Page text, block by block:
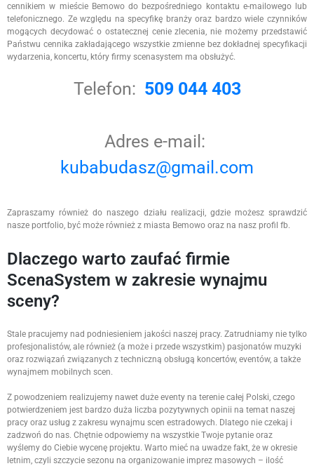
cennikiem w mieście Bemowo do bezpośredniego kontaktu e-mailowego lub
telefonicznego. Ze względu na specyfikę branży oraz bardzo wiele czynników
mogących decydować o ostatecznej cenie zlecenia, nie możemy przedstawić
Państwu cennika zakładającego wszystkie zmienne bez dokładnej specyfikacji
wydarzenia, koncertu, który firmy scenasystem ma obsłużyć.
Telefon: 509 044 403
Adres e-mail:
kubabudasz@gmail.com
Zapraszamy również do naszego działu realizacji, gdzie możesz sprawdzić
nasze portfolio, być może również z miasta Bemowo oraz na nasz profil fb.
Dlaczego warto zaufać firmie
ScenaSystem w zakresie wynajmu
sceny?
Stale pracujemy nad podniesieniem jakości naszej pracy. Zatrudniamy nie tylko
profesjonalistów, ale również (a może i przede wszystkim) pasjonatów muzyki
oraz rozwiązań związanych z techniczną obsługą koncertów, eventów, a także
wynajmem mobilnych scen.
Z powodzeniem realizujemy nawet duże eventy na terenie całej Polski, czego
potwierdzeniem jest bardzo duża liczba pozytywnych opinii na temat naszej
pracy oraz usług z zakresu wynajmu scen estradowych. Dlatego nie czekaj i
zadzwoń do nas. Chętnie odpowiemy na wszystkie Twoje pytanie oraz
wyślemy do Ciebie wycenę projektu. Warto mieć na uwadze fakt, że w okresie
letnim, czyli szczycie sezonu na organizowanie imprez masowych – ilość